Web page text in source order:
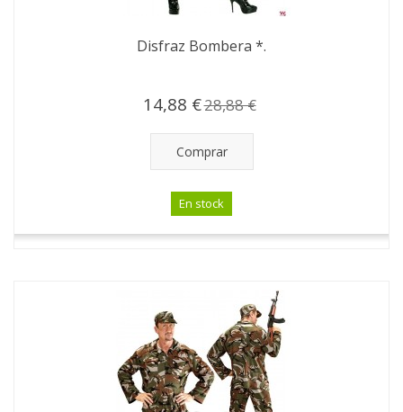
Disfraz Bombera *.
14,88 €28,88 €
Comprar
En stock